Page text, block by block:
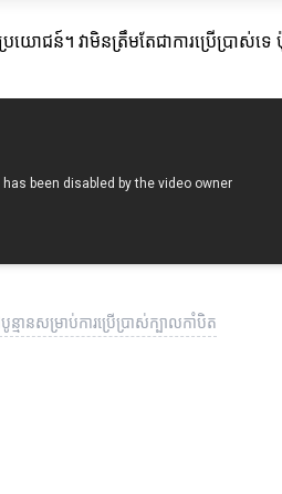
ជន៍។ វាមិនត្រឹមតែជាការប្រើប្រាស់ទេ ប៉ុ
នសម្រាប់ការប្រើប្រាស់ក្បាលកាំបិត